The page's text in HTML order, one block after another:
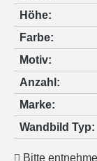
Höhe:
Farbe:
Motiv:
Anzahl:
Marke:
Wandbild Typ:
Bitte